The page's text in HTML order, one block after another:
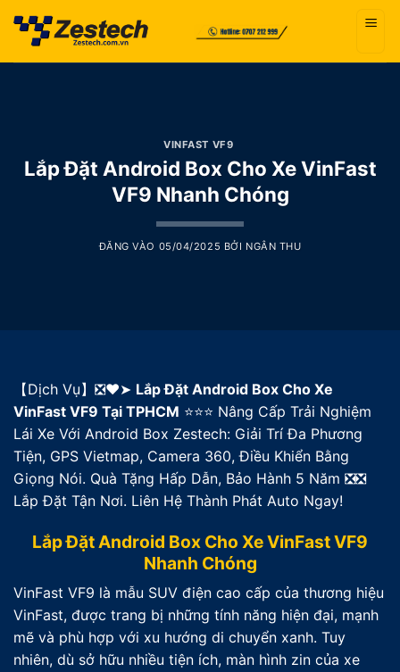
qua
VINFAST VF9
Lắp Đặt Android Box Cho Xe VinFast
VF9 Nhanh Chóng
ĐĂNG VÀO 05/04/2025 BỞI NGÂN THU
【Dịch Vụ】❎❤️➤ Lắp Đặt Android Box Cho Xe
VinFast VF9 Tại TPHCM ⭐⭐⭐ Nâng Cấp Trải Nghiệm
Lái Xe Với Android Box Zestech: Giải Trí Đa Phương
Tiện, GPS Vietmap, Camera 360, Điều Khiển Bằng
Giọng Nói. Quà Tặng Hấp Dẫn, Bảo Hành 5 Năm ❎❎
Lắp Đặt Tận Nơi. Liên Hệ Thành Phát Auto Ngay!
Lắp Đặt Android Box Cho Xe VinFast VF9
Nhanh Chóng
VinFast VF9 là mẫu SUV điện cao cấp của thương hiệu
VinFast, được trang bị những tính năng hiện đại, mạnh
mẽ và phù hợp với xu hướng di chuyển xanh. Tuy
nhiên, dù sở hữu nhiều tiện ích, màn hình zin của xe